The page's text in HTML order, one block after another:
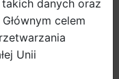
pomiary
ruchu
danych oraz
celem
Unii